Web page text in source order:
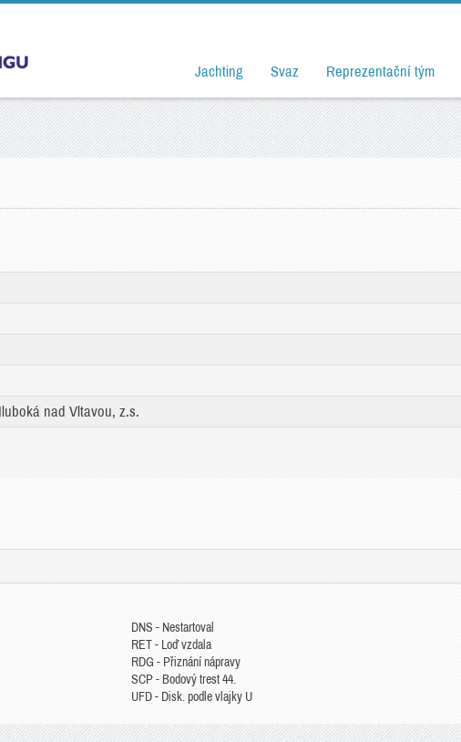
Jachting Svaz Reprezentační tým
nad Vltavou, z.s.
DNS - Nestartoval
RET - Loď vzdala
RDG - Přiznání nápravy
SCP - Bodový trest 44.
UFD - Disk. podle vlajky U